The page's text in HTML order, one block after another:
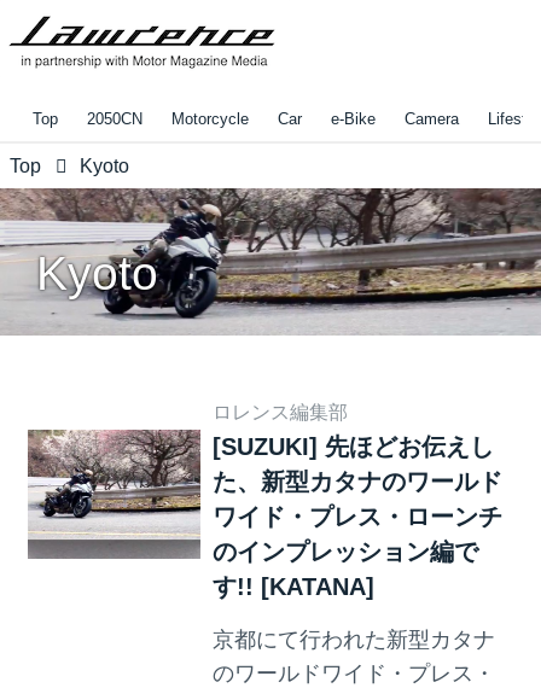
Top 2050CN Motorcycle Car e-Bike Camera
Top Kyoto
Kyoto
ロレンス編集部
[SUZUKI] 先ほどお伝えし
た、新型カタナのワールド
ワイド・プレス・ローンチ
のインプレッション編で
す!! [KATANA]
京都にて行われた新型カタナ
のワールドワイド・プレス・